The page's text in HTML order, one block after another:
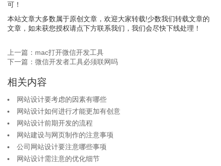
可！
本站文章大多数属于原创文章，欢迎大家转载!少数我们转载文章的
文章，如未获您授权请点下方联系我们，我们会尽快下线处理！
上一篇：mac打开微信开发工具
下一篇：微信开发者工具必须联网吗
相关内容
网站设计要考虑的因素有哪些
网站设计如何进行才能更加有创意
网站设计前期开发的流程
网站建设与网页制作的注意事项
公司网站设计要注意哪些事项
网站设计需注意的优化细节